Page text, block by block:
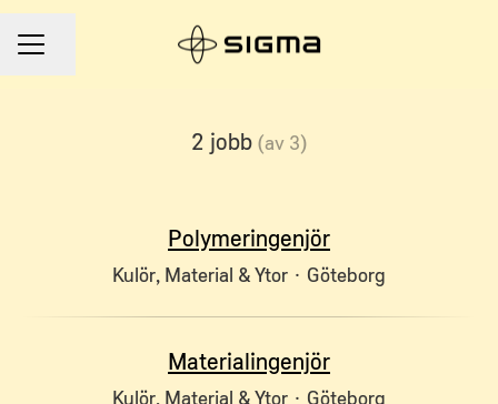
Karriärmeny
Dela sidan
2 jobb (av 3)
Polymeringenjör
Kulör, Material & Ytor · Göteborg
Materialingenjör
Kulör, Material & Ytor · Göteborg